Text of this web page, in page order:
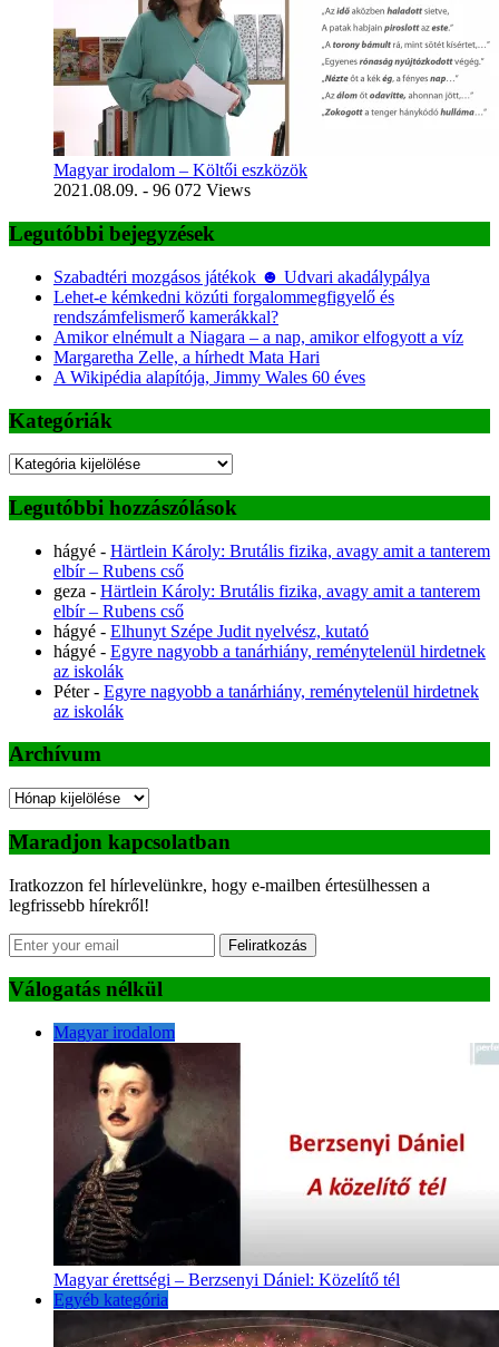
Magyar irodalom – Költői eszközök
2021.08.09. - 96 072 Views
Legutóbbi bejegyzések
Szabadtéri mozgásos játékok ☻ Udvari akadálypálya
Lehet-e kémkedni közúti forgalommegfigyelő és
rendszámfelismerő kamerákkal?
Amikor elnémult a Niagara – a nap, amikor elfogyott a víz
Margaretha Zelle, a hírhedt Mata Hari
A Wikipédia alapítója, Jimmy Wales 60 éves
Kategóriák
Kategóriák
Legutóbbi hozzászólások
hágyé - Härtlein Károly: Brutális fizika, avagy amit a tanterem
elbír – Rubens cső
geza - Härtlein Károly: Brutális fizika, avagy amit a tanterem
elbír – Rubens cső
hágyé - Elhunyt Szépe Judit nyelvész, kutató
hágyé - Egyre nagyobb a tanárhiány, reménytelenül hirdetnek
az iskolák
Péter- Egyre nagyobb a tanárhiány, reménytelenül hirdetnek
az iskolák
Archívum
Archívum
Maradjon kapcsolatban
Iratkozzon fel hírlevelünkre, hogy e-mailben értesülhessen a
legfrissebb hírekről!
Feliratkozás
Válogatás nélkül
Magyar irodalom
Magyar érettségi – Berzsenyi Dániel: Közelítő tél
Egyéb kategória